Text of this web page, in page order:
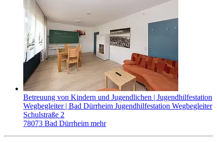
Betreuung von Kindern und Jugendlichen | Jugendhilfestation
Wegbegleiter | Bad Dürrheim Jugendhilfestation Wegbegleiter
Schulstraße 2
78073 Bad Dürrheim mehr